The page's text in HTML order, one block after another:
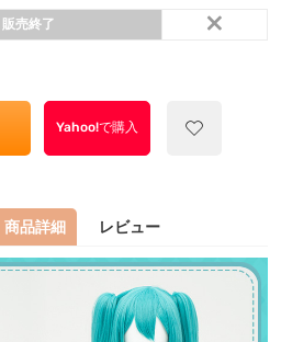
販売終了 ×
Yahoo!で購入
商品詳細 レビュー